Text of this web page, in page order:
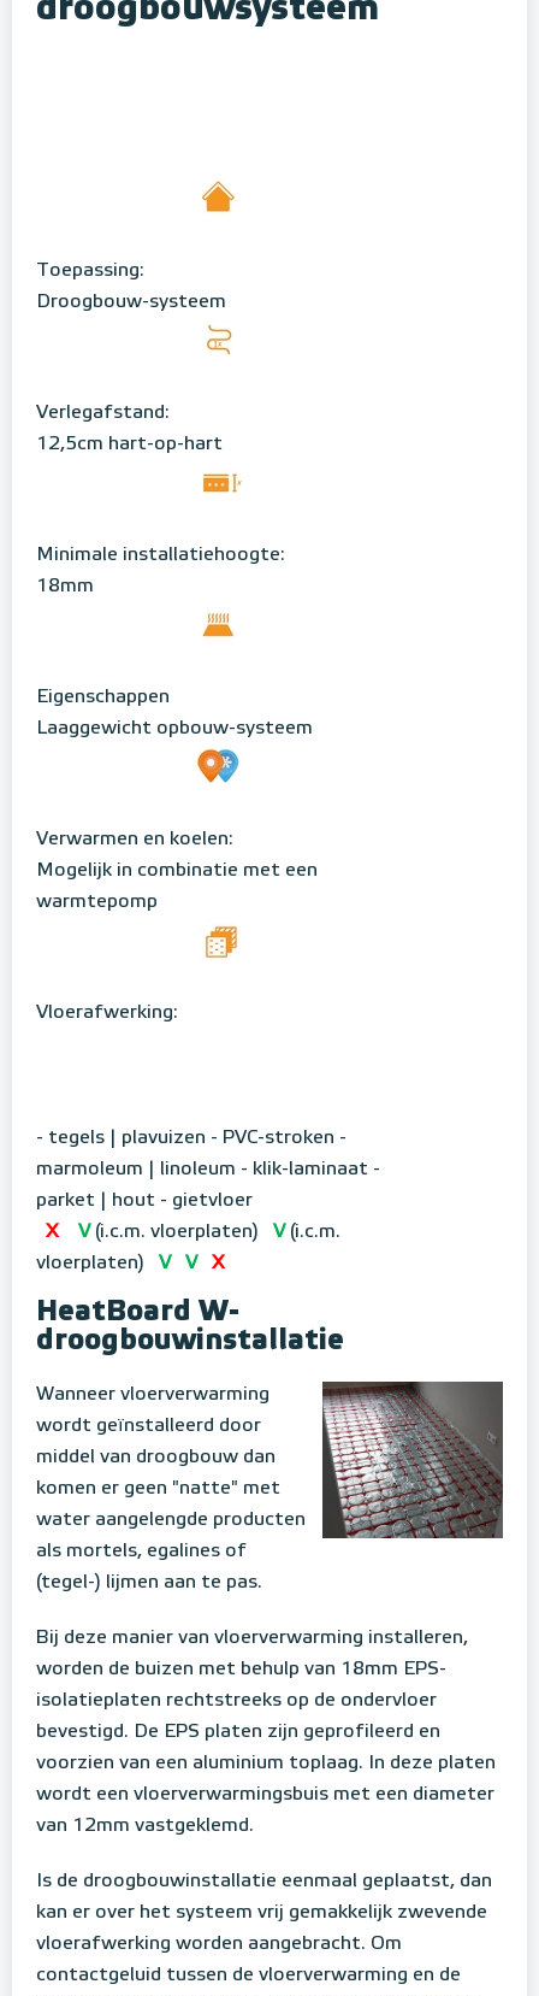
droogbouwsysteem
Toepassing:
Droogbouw-systeem
Verlegafstand:
12,5cm hart-op-hart
Minimale installatiehoogte:
18mm
Eigenschappen
Laaggewicht opbouw-systeem
Verwarmen en koelen:
Mogelijk in combinatie met een
warmtepomp
Vloerafwerking:
- tegels | plavuizen - PVC-stroken -
marmoleum | linoleum - klik-laminaat -
parket | hout - gietvloer
X
V(i.c.m. vloerplaten) V(i.c.m.
vloerplaten)
V V X
HeatBoard W-
droogbouwinstallatie
Wanneer vloerverwarming
wordt geïnstalleerd door
middel van droogbouw dan
komen er geen "natte" met
water aangelengde producten
als mortels, egalines of
(tegel-) lijmen aan te pas.
Bij deze manier van vloerverwarming installeren,
worden de buizen met behulp van 18mm EPS-
isolatieplaten rechtstreeks op de ondervloer
bevestigd. De EPS platen zijn geprofileerd en
voorzien van een aluminium toplaag. In deze platen
wordt een vloerverwarmingsbuis met een diameter
van 12mm vastgeklemd.
Is de droogbouwinstallatie eenmaal geplaatst, dan
kan er over het systeem vrij gemakkelijk zwevende
vloerafwerking worden aangebracht. Om
contactgeluid tussen de vloerverwarming en de